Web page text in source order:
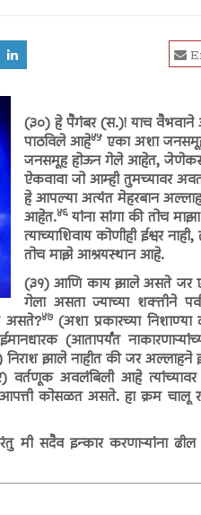
(३०) हे पैगंबर (स.)! याच वैभवाने
पाठविले आहे४५ एका अशा
जनसमूह होऊन गेले आहेत,
ऐकवावा जो आम्ही तुमच्यावर
हे आपल्या अत्यंत मेहरबान
आहेत.४६यांना सांगा की तोच
त्याच्याशिवाय कोणीही ईश्वर
तोच माझे आश्रयस्थान आहे.
(३१) आणि काय झाले असते जर
गेला असता ज्याच्या शक्तीने
असते?४७(अशा प्रकारच्या
(आतापर्यंत
झाले नाहीत की जर अल्लाहने
वर्तणूक अवलंबिली आहे
कोसळत असते. हा क्रम चालू
मी सदैव इन्कार करणाऱ्यांना